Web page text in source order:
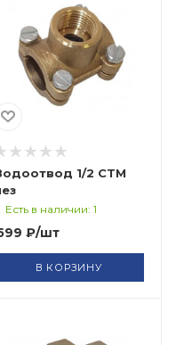
1/2 СТМ
Есть в наличии: 1
₽/шт
В КОРЗИНУ